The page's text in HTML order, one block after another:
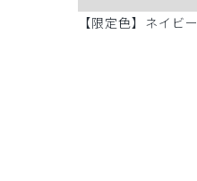
【限定色】ネイビー